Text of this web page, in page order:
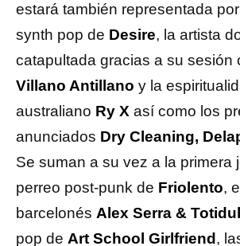
estará también representada
synth pop de Desire, la artista
catapultada gracias a su sesión
Villano Antillano y la
australiano Ry X así como los
anunciados Dry Cleaning,
Se suman a su vez a la primera
perreo post-punk de Friolento,
barcelonés Alex Serra &
pop de Art School Girlfriend ,